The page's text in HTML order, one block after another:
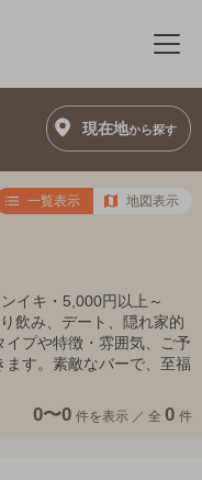
メ
現在地から探す
一覧表示 地図表示
イキ・5,000円以上～
飲み、デート、隠れ家的
プや特徴・雰囲気、ご予
す。素敵なバーで、至福
0〜0 件を表示 ／ 全 0 件